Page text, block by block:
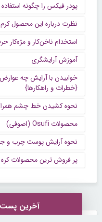
پودر فیکس را چگونه استفاده
نظرت درباره این محصول
استخدام ناخن‌کار و مژه‌کار
آموزش آرایشگری
خوابیدن با آرایش چه
{خطرات و راهکارها}
نحوه کشیدن خط چشم
محصولات Osufi (اصوفی)
نحوه آرایش پوست چرب و
پر فروش ترین محصولات
آخرین